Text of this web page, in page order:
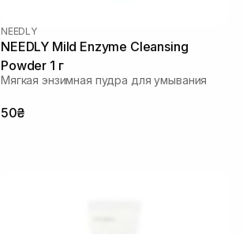
NEEDLY
NEEDLY Mild Enzyme Cleansing
Powder 1 г
Мягкая энзимная пудра для умывания
50₴